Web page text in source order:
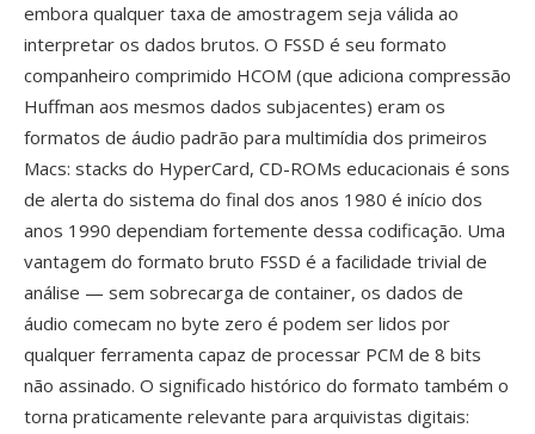
embora qualquer taxa de amostragem seja válida ao
interpretar os dados brutos. O FSSD é seu formato
companheiro comprimido HCOM (que adiciona compressão
Huffman aos mesmos dados subjacentes) eram os
formatos de áudio padrão para multimídia dos primeiros
Macs: stacks do HyperCard, CD-ROMs educacionais é sons
de alerta do sistema do final dos anos 1980 é início dos
anos 1990 dependiam fortemente dessa codificação. Uma
vantagem do formato bruto FSSD é a facilidade trivial de
análise — sem sobrecarga de container, os dados de
áudio comecam no byte zero é podem ser lidos por
qualquer ferramenta capaz de processar PCM de 8 bits
não assinado. O significado histórico do formato também o
torna praticamente relevante para arquivistas digitais: